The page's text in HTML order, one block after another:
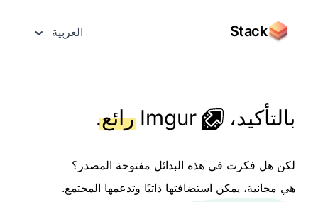
Stack العربية
بالتأكيد، رائع.
لكن هل فكرت في هذه البدائل مفتوحة المصدر؟
هي مجانية، يمكن استضافتها ذاتيًا وتدعمها المجتمع.